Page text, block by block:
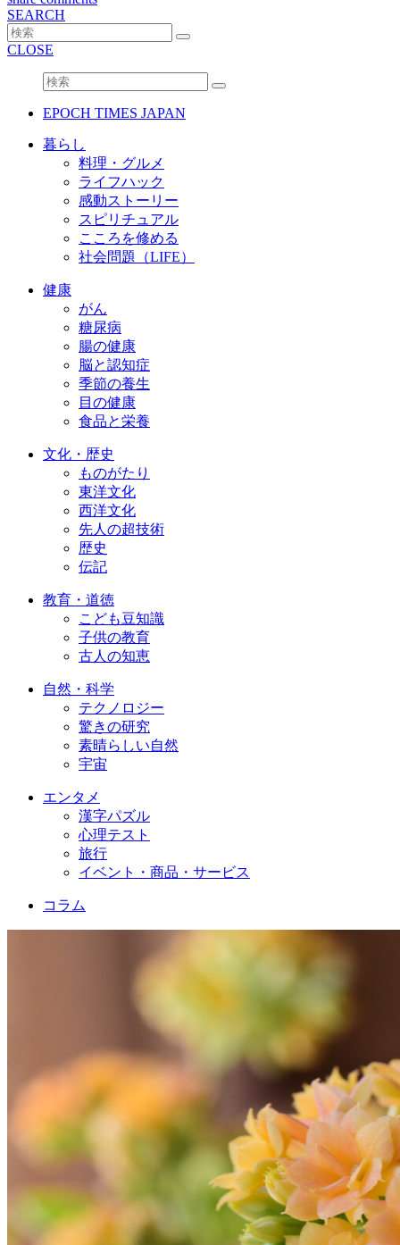
SEARCH
CLOSE
EPOCH TIMES JAPAN
暮らし
料理・グルメ
ライフハック
感動ストーリー
スピリチュアル
こころを修める
社会問題（LIFE）
健康
がん
糖尿病
腸の健康
脳と認知症
季節の養生
目の健康
食品と栄養
文化・歴史
ものがたり
東洋文化
西洋文化
先人の超技術
歴史
伝記
教育・道徳
こども豆知識
子供の教育
古人の知恵
自然・科学
テクノロジー
驚きの研究
素晴らしい自然
宇宙
エンタメ
漢字パズル
心理テスト
旅行
イベント・商品・サービス
コラム